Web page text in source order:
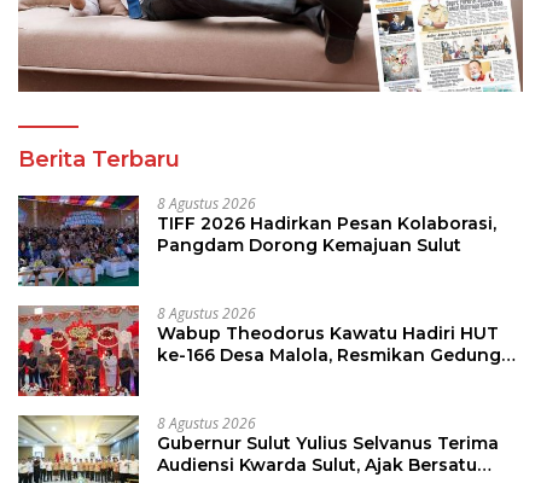
Berita Terbaru
8 Agustus 2026
TIFF 2026 Hadirkan Pesan Kolaborasi,
Pangdam Dorong Kemajuan Sulut
8 Agustus 2026
Wabup Theodorus Kawatu Hadiri HUT
ke-166 Desa Malola, Resmikan Gedung
8 Agustus 2026
Gubernur Sulut Yulius Selvanus Terima
Audiensi Kwarda Sulut, Ajak Bersatu